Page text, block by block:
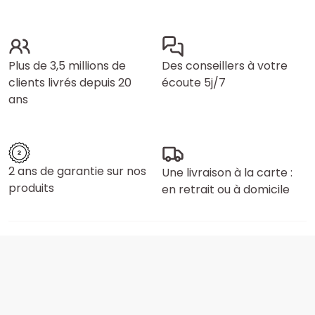
Plus de 3,5 millions de
clients livrés depuis 20
ans
Des conseillers à votre
écoute 5j/7
2 ans de garantie sur nos
produits
Une livraison à la carte :
en retrait ou à domicile